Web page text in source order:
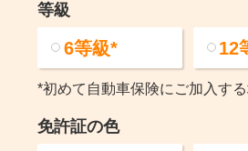
等級
6等級* 12
*初めて自動車保険にご加入す
免許証の色